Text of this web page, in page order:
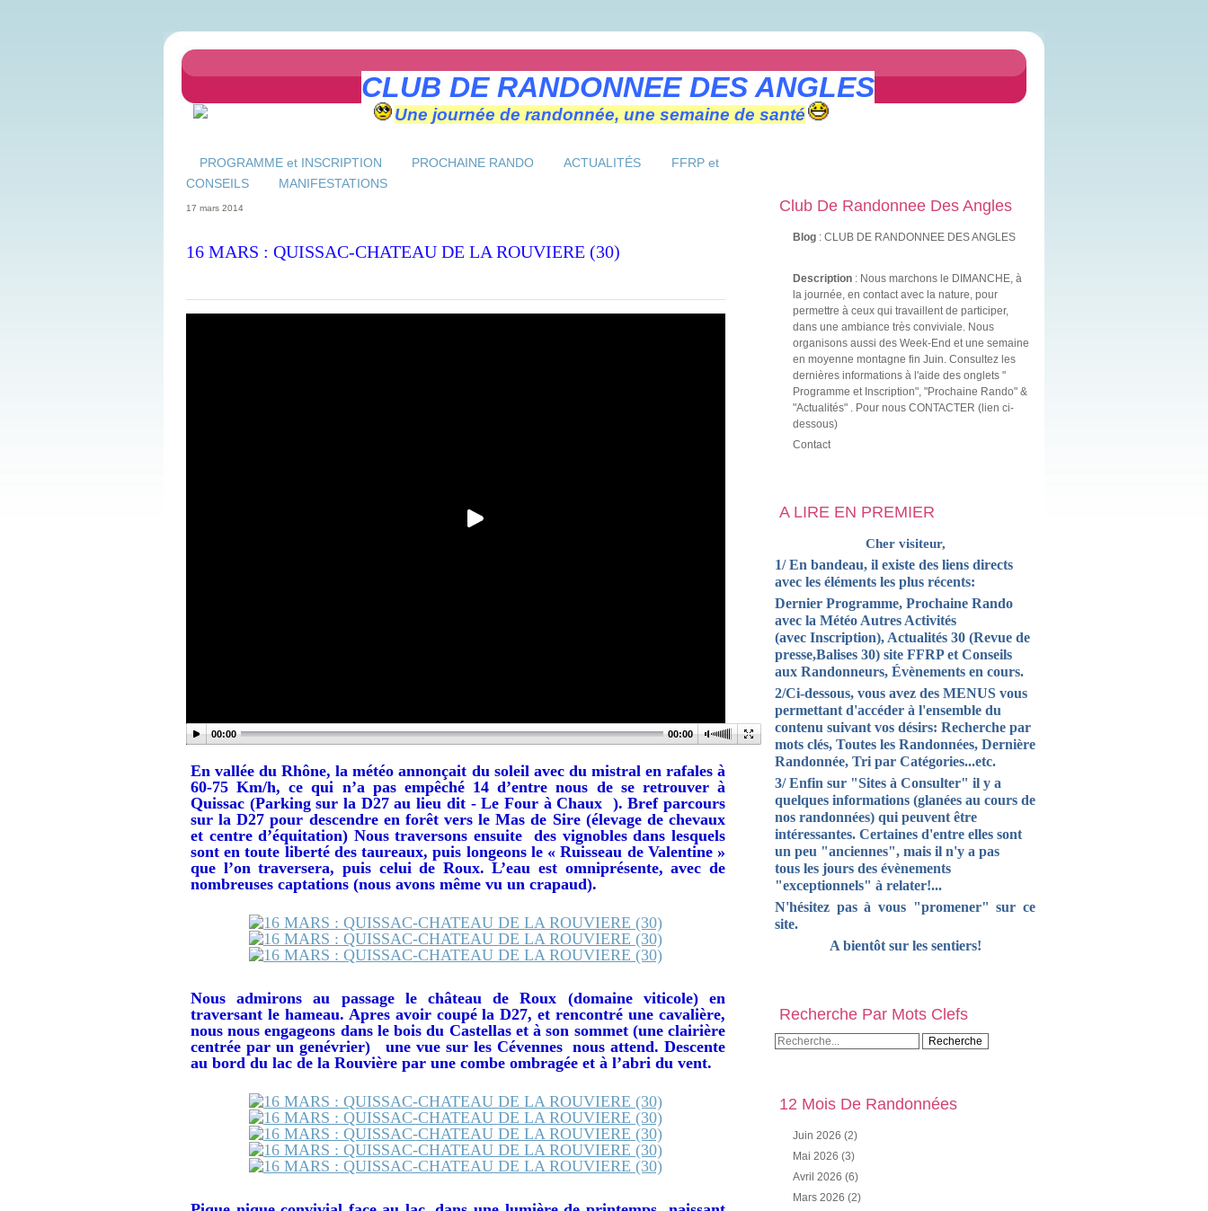
CLUB DE RANDONNEE DES ANGLES
Une journée de randonnée, une semaine de santé
PROGRAMME et INSCRIPTION PROCHAINE RANDO ACTUALITÉS
FFRP et
CONSEILS
MANIFESTATIONS
17 mars 2014
16 MARS : QUISSAC-CHATEAU DE LA ROUVIERE (30)
00:00 00:00
En vallée du Rhône, la météo annonçait du soleil avec du mistral en rafales à
60-75 Km/h, ce qui n’a pas empêché 14 d’entre nous de se retrouver à
Quissac (Parking sur la D27 au lieu dit - Le Four à Chaux ). Bref parcours
sur la D27 pour descendre en forêt vers le Mas de Sire (élevage de chevaux
et centre d’équitation) Nous traversons ensuite des vignobles dans lesquels
sont en toute liberté des taureaux, puis longeons le « Ruisseau de Valentine »
que l’on traversera, puis celui de Roux. L’eau est omniprésente, avec de
nombreuses captations (nous avons même vu un crapaud).
Nous admirons au passage le château de Roux (domaine viticole) en
traversant le hameau. Apres avoir coupé la D27, et rencontré une cavalière,
nous nous engageons dans le bois du Castellas et à son sommet (une clairière
centrée par un genévrier) une vue sur les Cévennes nous attend. Descente
au bord du lac de la Rouvière par une combe ombragée et à l’abri du vent.
Club De Randonnee Des Angles
Blog : CLUB DE RANDONNEE DES ANGLES
Description : Nous marchons le DIMANCHE, à
la journée, en contact avec la nature, pour
permettre à ceux qui travaillent de participer,
dans une ambiance très conviviale. Nous
organisons aussi des Week-End et une semaine
en moyenne montagne fin Juin. Consultez les
dernières informations à l'aide des onglets "
Programme et Inscription", "Prochaine Rando" &
"Actualités" . Pour nous CONTACTER (lien ci-
dessous)
Contact
A LIRE EN PREMIER
Cher visiteur,
1/ En bandeau, il existe des liens directs
avec les éléments les plus récents:
Dernier Programme, Prochaine Rando
avec la Météo Autres Activités
(avec Inscription), Actualités 30 (Revue de
presse,Balises 30) site FFRP et Conseils
aux Randonneurs, Évènements en cours.
2/Ci-dessous, vous avez des MENUS vous
permettant d'accéder à l'ensemble du
contenu suivant vos désirs: Recherche par
mots clés, Toutes les Randonnées, Dernière
Randonnée, Tri par Catégories...etc.
3/ Enfin sur "Sites à Consulter" il y a
quelques informations (glanées au cours de
nos randonnées) qui peuvent être
intéressantes. Certaines d'entre elles sont
un peu "anciennes", mais il n'y a pas
tous les jours des évènements
"exceptionnels" à relater!...
N'hésitez pas à vous "promener" sur ce
site.
A bientôt sur les sentiers!
Recherche Par Mots Clefs
12 Mois De Randonnées
Juin 2026 (2)
Mai 2026 (3)
Avril 2026 (6)
Mars 2026 (2)